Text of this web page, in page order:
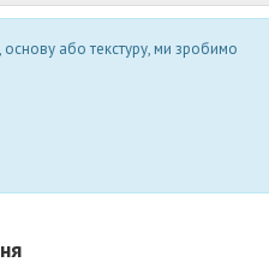
основу або текстуру, ми зробимо